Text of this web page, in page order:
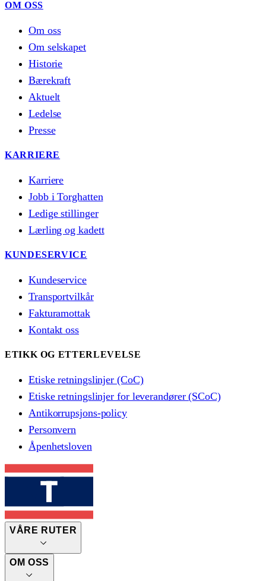
OM OSS
Om oss
Om selskapet
Historie
Bærekraft
Aktuelt
Ledelse
Presse
KARRIERE
Karriere
Jobb i Torghatten
Ledige stillinger
Lærling og kadett
KUNDESERVICE
Kundeservice
Transportvilkår
Fakturamottak
Kontakt oss
ETIKK OG ETTERLEVELSE
Etiske retningslinjer (CoC)
Etiske retningslinjer for leverandører (SCoC)
Antikorrupsjons-policy
Personvern
Åpenhetsloven
VÅRE RUTER
OM OSS